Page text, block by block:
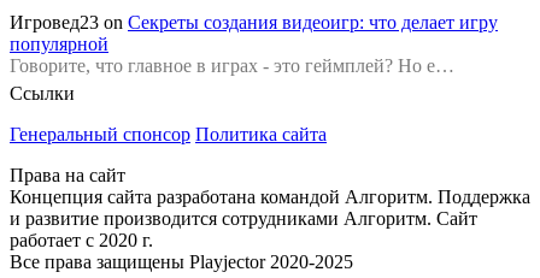
Игровед23 on Секреты создания видеоигр: что делает игру
популярной
Говорите, что главное в играх - это геймплей? Но е…
Ссылки
Генеральный спонсор Политика сайта
Права на сайт
Концепция сайта разработана командой Алгоритм. Поддержка
и развитие производится сотрудниками Алгоритм. Сайт
работает с 2020 г.
Все права защищены Playjector 2020-2025